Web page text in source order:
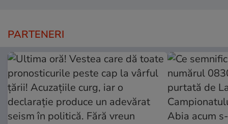
PARTENERI